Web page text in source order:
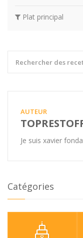
Plat principal
AUTEUR
Je suis xavier
Catégories